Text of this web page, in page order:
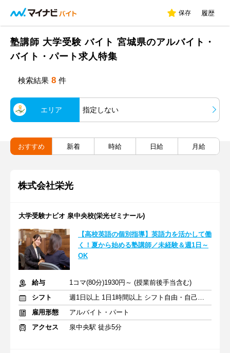
保存 履歴
塾講師 大学受験 バイト 宮城県のアルバイト・
バイト・パート求人特集
検索結果 8 件
エリア 指定しない
おすすめ 新着 時給 日給 月給
株式会社栄光
大学受験ナビオ 泉中央校(栄光ゼミナール)
【高校英語の個別指導】英語力を活かして働
く！夏から始める塾講師／未経験＆週1日～
OK
給与
1コマ(80分)1930円～ (授業前後手当含む)
シフト
週1日以上 1日1時間以上 シフト自由・自己申告
雇用形態
アルバイト・パート
アクセス
泉中央駅 徒歩5分